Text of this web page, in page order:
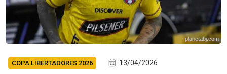
planetabj.com
COPA LIBERTADORES 2026 13/04/2026